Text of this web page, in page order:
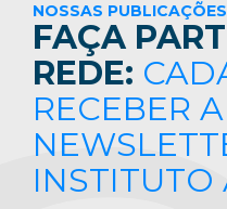
NOSSAS PUBLICAÇÕES
FAÇA
REDE:
RECEBER A
INSTITUTO